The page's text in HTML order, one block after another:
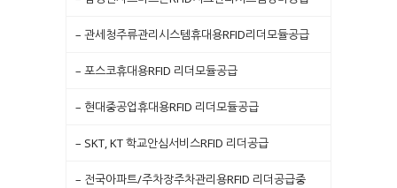
– 관세청주류관리시스템휴대용RFID리더모듈공급
– 포스코휴대용RFID 리더모듈공급
– 현대중공업휴대용RFID 리더모듈공급
– SKT, KT 학교안심서비스RFID 리더공급
– 전국아파트/주차장주차관리용RFID 리더공급중